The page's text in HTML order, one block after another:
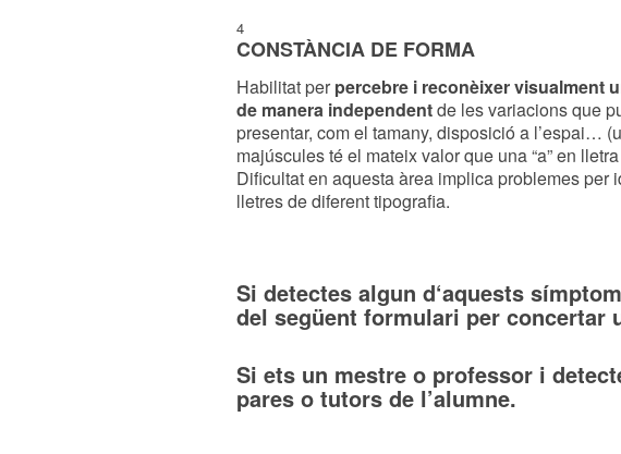
4
CONSTÀNCIA DE FORMA
Habilitat per percebre i reconèixer visualment
de manera independentde les variacions que
presentar, com el tamany, disposició a l’espai…
majúscules té el mateix valor que una “a” en
Dificultat en aquesta àrea implica problemes per
lletres de diferent tipografia.
Si detectes algun d‘aquests
del següent formulari per concertar
Si ets un mestre o professor i
pares o tutors de l’alumne.